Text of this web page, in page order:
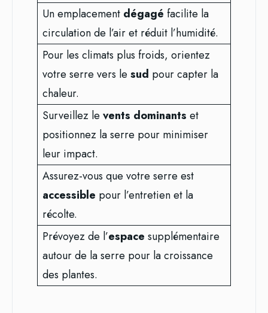
Un emplacement dégagé facilite la
circulation de l’air et réduit l’humidité.
Pour les climats plus froids, orientez
votre serre vers le sud pour capter la
chaleur.
Surveillez le vents dominants et
positionnez la serre pour minimiser
leur impact.
Assurez-vous que votre serre est
accessible pour l’entretien et la
récolte.
Prévoyez de l’espace supplémentaire
autour de la serre pour la croissance
des plantes.